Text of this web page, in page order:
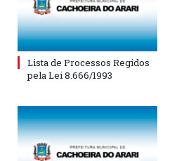
Lista de Processos Regidos
pela Lei 8.666/1993